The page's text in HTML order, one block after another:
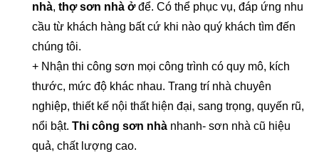
nhà, thợ sơn nhà ởđể. Có thể phục vụ, đáp ứng nhu
cầu từ khách hàng bất cứ khi nào quý khách tìm đến
chúng tôi.
+ Nhận thi công sơn mọi công trình có quy mô, kích
thước, mức độ khác nhau. Trang trí nhà chuyên
nghiệp, thiết kế nội thất hiện đại, sang trọng, quyến rũ,
nổi bật. Thi công sơn nhà nhanh- sơn nhà cũ hiệu
quả, chất lượng cao.